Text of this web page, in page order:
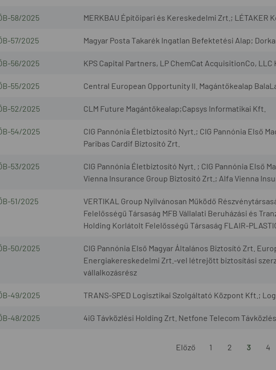
58/2025 MERKBAU Építőipari és Kereskedelmi Zrt.; LÉTAKER
57/2025 Magyar Posta Takarék Ingatlan Befektetési Alap;
56/2025 KPS Capital Partners, LP ChemCat AcquisitionCo,
55/2025 Central European Opportunity II. Magántőkealap
52/2025 CLM Future Magántőkealap;Capsys Informatikai Kft.
54/2025
CIG Pannónia Életbiztosító Nyrt.; CIG Pannónia Első
Paribas Cardif Biztosító Zrt.
53/2025
CIG Pannónia Életbiztosító Nyrt. ; CIG Pannónia Első
Vienna Insurance Group Biztosító Zrt.; Alfa Vienna
51/2025
VERTIKAL Group Nyilvánosan Működő
Felelősségű Társaság MFB Vállalati Beruházási és
Holding Korlátolt Felelősségű Társaság FLAIR-
50/2025
CIG Pannónia Első Magyar Általános Biztosító Zrt.
Energiakereskedelmi Zrt.-vel létrejött biztosítási
vállalkozásrész
49/2025 TRANS-SPED Logisztikai Szolgáltató Központ Kft.;
48/2025 4iG Távközlési Holding Zrt. Netfone Telecom
Előző 1 2 3 4